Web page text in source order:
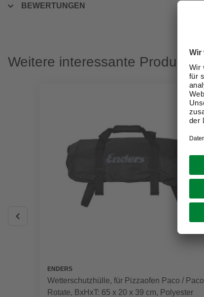
BEWERTUNGEN
Weitere interessante Produkte
ENDERS
Wetterschutzhülle, für Pizzaofen Paco / Paco
Rotate, BxHxT: 65 x 20 x 39 cm, Polyester